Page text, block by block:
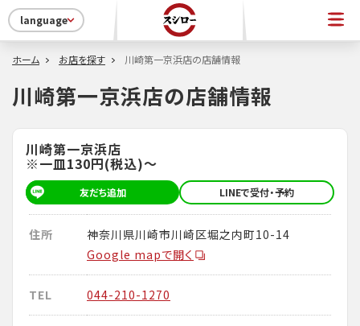
language
ホーム お店を探す 川崎第一京浜店の店舗情報
川崎第一京浜店の店舗情報
川崎第一京浜店
※一皿130円(税込)～
友だち追加 LINEで受付・予約
住所
神奈川県川崎市川崎区堀之内町10-14
Google mapで開く
TEL 044-210-1270